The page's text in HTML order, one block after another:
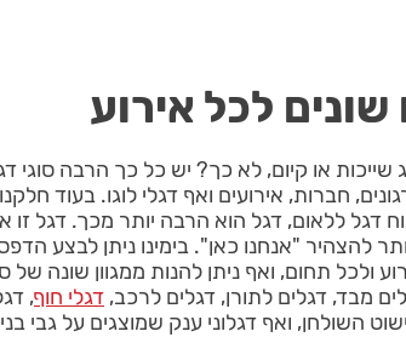
לכל אירוע
שייכות או קיום, לא כך? יש כל כך הרבה סוגי
חברות, אירועים ואף דגלי לוגו. בעוד
דגל ללאום, דגל הוא הרבה יותר מכך. דגל זו
להצהיר "אנחנו כאן". בימינו ניתן לבצע
ולכל תחום, ואף ניתן להנות ממגוון שונה של
מבד, דגלים לתורן, דגלים לרכב, דגלי חוף,
השולחן, ואף דגלוני ענק שמוצגים על גבי